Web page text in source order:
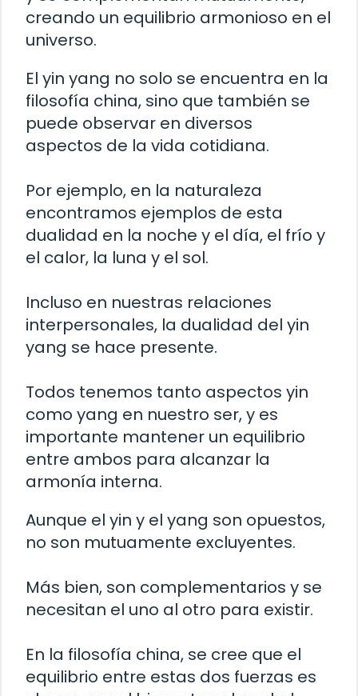
creando un equilibrio armonioso en el
universo.
El yin yang no solo se encuentra en la
filosofía china, sino que también se
puede observar en diversos
aspectos de la vida cotidiana.
Por ejemplo, en la naturaleza
encontramos ejemplos de esta
dualidad en la noche y el día, el frío y
el calor, la luna y el sol.
Incluso en nuestras relaciones
interpersonales, la dualidad del yin
yang se hace presente.
Todos tenemos tanto aspectos yin
como yang en nuestro ser, y es
importante mantener un equilibrio
entre ambos para alcanzar la
armonía interna.
Aunque el yin y el yang son opuestos,
no son mutuamente excluyentes.
Más bien, son complementarios y se
necesitan el uno al otro para existir.
En la filosofía china, se cree que el
equilibrio entre estas dos fuerzas es